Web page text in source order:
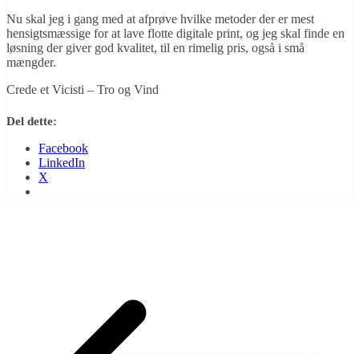
Nu skal jeg i gang med at afprøve hvilke metoder der er mest
hensigtsmæssige for at lave flotte digitale print, og jeg skal finde en
løsning der giver god kvalitet, til en rimelig pris, også i små
mængder.
Crede et Vicisti – Tro og Vind
Del dette:
Facebook
LinkedIn
X